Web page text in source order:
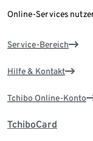
Online-Services
Service-Bereich
Hilfe & Kontakt
Tchibo Online-Konto
TchiboCard